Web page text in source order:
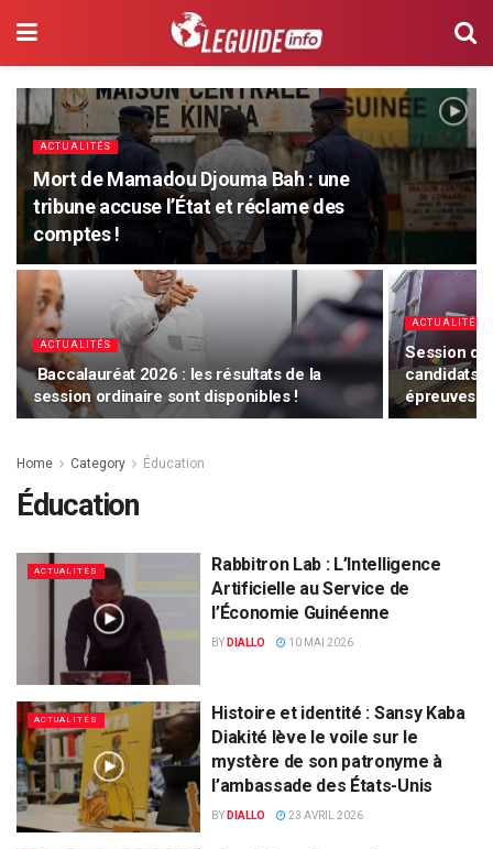
ACTUALITÉS
Mort de Mamadou Djouma Bah : une
tribune accuse l’État et réclame des
comptes !
ACTUALITÉS
Baccalauréat 2026 : les résultats de la
session ordinaire sont disponibles !
ACTUALITÉS
Session
candidats
épreuves
Home Category Éducation
Éducation
ACTUALITÉS
​Rabbitron Lab : L’Intelligence
Artificielle au Service de
l’Économie Guinéenne
BY DIALLO 10 MAI 2026
ACTUALITÉS
Histoire et identité : Sansy Kaba
Diakité lève le voile sur le
mystère de son patronyme à
l’ambassade des États-Unis
BY DIALLO 23 AVRIL 2026